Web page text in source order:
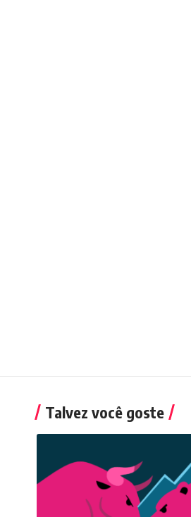
Talvez você goste